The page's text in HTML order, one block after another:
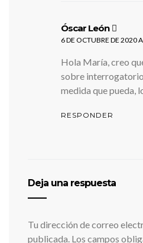
Óscar León
6 DE OCTUBRE DE 2020
Hola María, creo
sobre
medida que pueda,
RESPONDER
Deja una respuesta
Tu dirección de correo
publicada. Los campos